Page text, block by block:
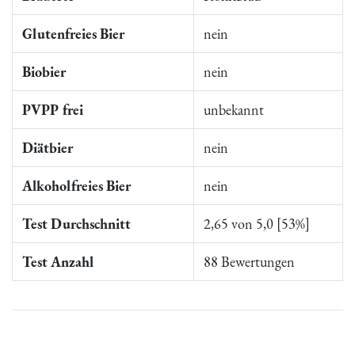
Glutenfreies Bier nein
Biobier nein
PVPP frei unbekannt
Diätbier nein
Alkoholfreies Bier nein
Test Durchschnitt 2,65 von 5,0 [53%]
Test Anzahl 88 Bewertungen